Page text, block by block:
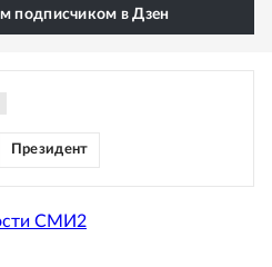
подписчиком в Дзен
Президент
СМИ2